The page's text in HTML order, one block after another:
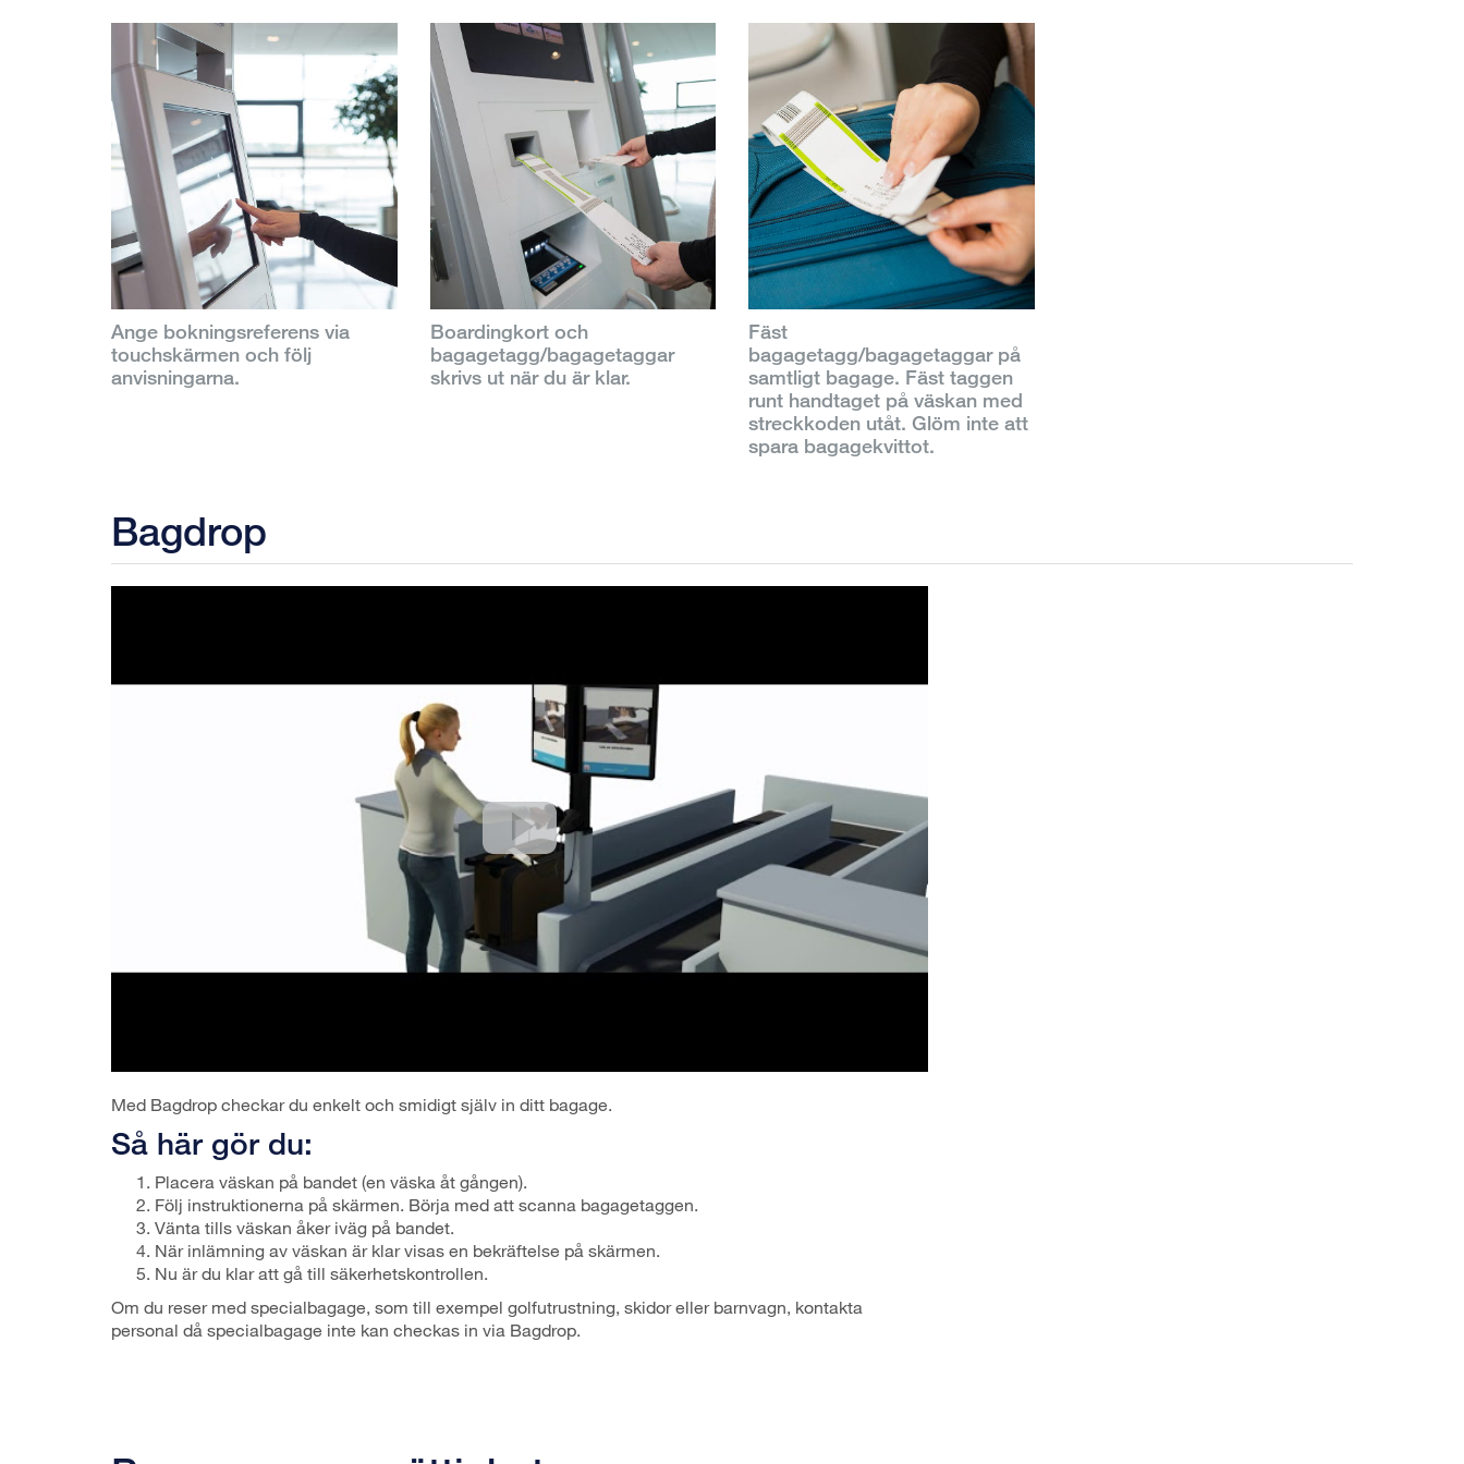
Ange bokningsreferens via
touchskärmen och följ
anvisningarna.
Boardingkort och
bagagetagg/bagagetaggar
skrivs ut när du är klar.
Fäst
bagagetagg/bagagetaggar på
samtligt bagage. Fäst taggen
runt handtaget på väskan med
streckkoden utåt. Glöm inte att
spara bagagekvittot.
Bagdrop
Med Bagdrop checkar du enkelt och smidigt själv in ditt bagage.
Så här gör du:
Placera väskan på bandet (en väska åt gången).
Följ instruktionerna på skärmen. Börja med att scanna bagagetaggen.
Vänta tills väskan åker iväg på bandet.
När inlämning av väskan är klar visas en bekräftelse på skärmen.
Nu är du klar att gå till säkerhetskontrollen.
Om du reser med specialbagage, som till exempel golfutrustning, skidor eller barnvagn, kontakta
personal då specialbagage inte kan checkas in via Bagdrop.